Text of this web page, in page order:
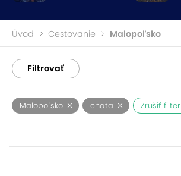
Úvod Cestovanie Malopoľsko
Filtrovať
Malopoľsko chata Zrušiť filter